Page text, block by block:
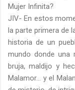
Mujer Infinita?
JIV- En estos
la parte primera de
historia de un
mundo donde una
bruja, maldijo y
Malamor... y el